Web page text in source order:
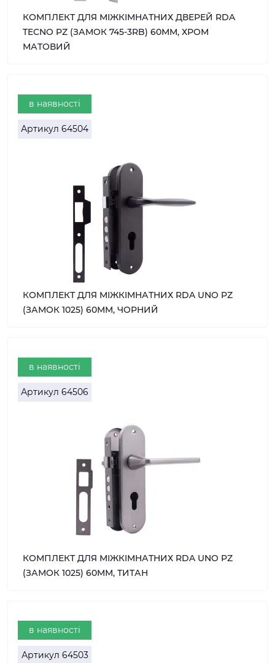
КОМПЛЕКТ ДЛЯ МІЖКІМНАТНИХ ДВЕРЕЙ RDA
TECNO PZ (ЗАМОК 745-3RB) 60ММ, ХРОМ
МАТОВИЙ
в наявності
Артикул 64504
КОМПЛЕКТ ДЛЯ МІЖКІМНАТНИХ RDA UNO PZ
(ЗАМОК 1025) 60ММ, ЧОРНИЙ
в наявності
Артикул 64506
КОМПЛЕКТ ДЛЯ МІЖКІМНАТНИХ RDA UNO PZ
(ЗАМОК 1025) 60ММ, ТИТАН
в наявності
Артикул 64503